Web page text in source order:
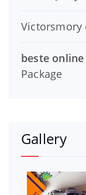
Victorsmory
beste
Package
Gallery